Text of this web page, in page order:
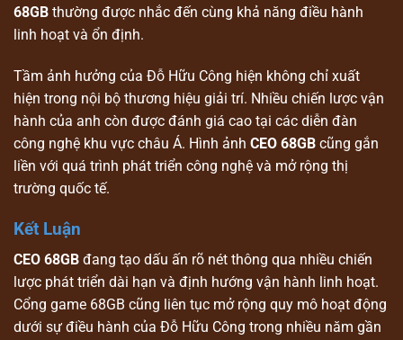
68GB thường được nhắc đến cùng khả năng điều hành
linh hoạt và ổn định.
Tầm ảnh hưởng của Đỗ Hữu Công hiện không chỉ xuất
hiện trong nội bộ thương hiệu giải trí. Nhiều chiến lược vận
hành của anh còn được đánh giá cao tại các diễn đàn
công nghệ khu vực châu Á. Hình ảnh CEO 68GB cũng gắn
liền với quá trình phát triển công nghệ và mở rộng thị
trường quốc tế.
Kết Luận
CEO 68GB đang tạo dấu ấn rõ nét thông qua nhiều chiến
lược phát triển dài hạn và định hướng vận hành linh hoạt.
Cổng game 68GB cũng liên tục mở rộng quy mô hoạt động
dưới sự điều hành của Đỗ Hữu Công trong nhiều năm gần